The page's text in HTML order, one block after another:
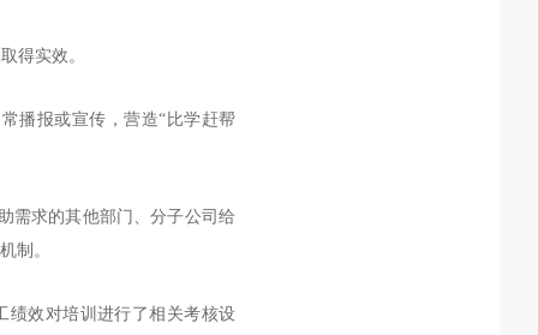
得实效。
播报或宣传，营造“比学赶帮
需求的其他部门、分子公司给
制。
绩效对培训进行了相关考核设